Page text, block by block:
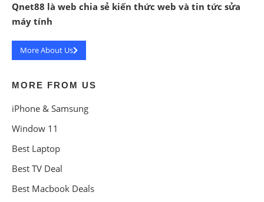
Qnet88 là web chia sẻ kiến thức web và tin tức sửa
máy tính
More About Us
MORE FROM US
iPhone & Samsung
Window 11
Best Laptop
Best TV Deal
Best Macbook Deals